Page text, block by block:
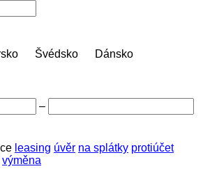
Švédsko
Dánsko
–
leasing úvěr na splátky protiúčet
výměna